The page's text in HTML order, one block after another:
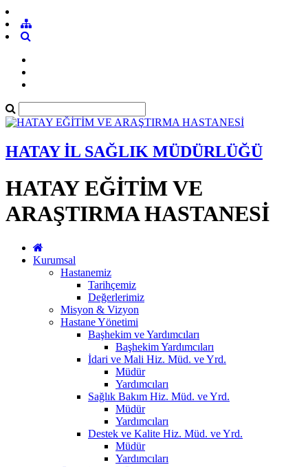
HATAY İL SAĞLIK MÜDÜRLÜĞÜ
HATAY EĞİTİM VE
ARAŞTIRMA HASTANESİ
Kurumsal
Hastanemiz
Tarihçemiz
Değerlerimiz
Misyon & Vizyon
Hastane Yönetimi
Başhekim ve Yardımcıları
Başhekim Yardımcıları
İdari ve Mali Hiz. Müd. ve Yrd.
Müdür
Yardımcıları
Sağlık Bakım Hiz. Müd. ve Yrd.
Müdür
Yardımcıları
Destek ve Kalite Hiz. Müd. ve Yrd.
Müdür
Yardımcıları